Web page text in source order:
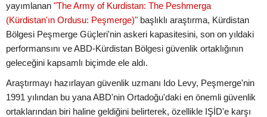
yayımlanan "The Army of Kurdistan: The Peshmerga
(Kürdistan'ın Ordusu: Peşmerge)" başlıklı araştırma, Kürdistan
Bölgesi Peşmerge Güçleri'nin askeri kapasitesini, son on yıldaki
performansını ve ABD-Kürdistan Bölgesi güvenlik ortaklığının
geleceğini kapsamlı biçimde ele aldı.
Araştırmayı hazırlayan güvenlik uzmanı Ido Levy, Peşmerge'nin
1991 yılından bu yana ABD'nin Ortadoğu'daki en önemli güvenlik
ortaklarından biri haline geldiğini belirterek, özellikle IŞİD'e karşı